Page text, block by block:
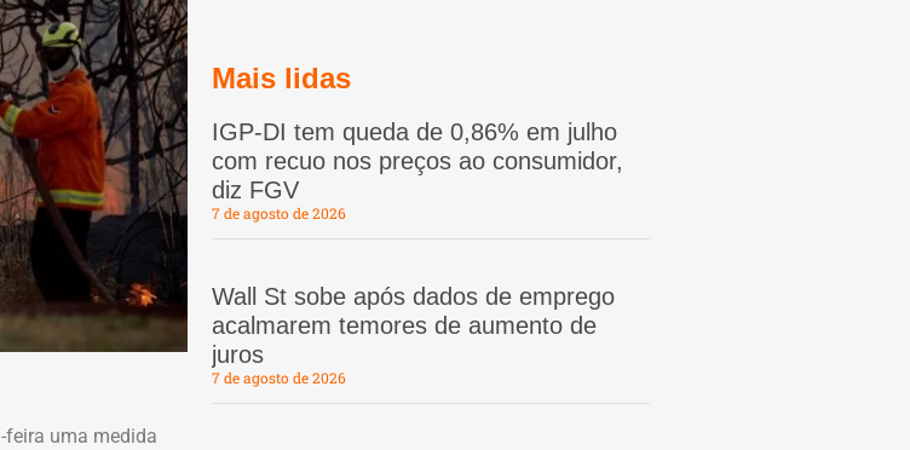
feira uma medida
Mais lidas
IGP-DI tem queda de 0,86% em julho
com recuo nos preços ao consumidor,
diz FGV
7 de agosto de 2026
Wall St sobe após dados de emprego
acalmarem temores de aumento de
juros
7 de agosto de 2026